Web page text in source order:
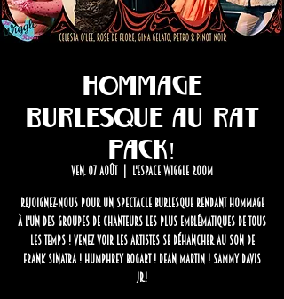
Hommage
burlesque au Rat
Pack!
ven. 07 août
  |
L'Espace Wiggle Room
Rejoignez-nous pour un spectacle burlesque rendant hommage
à l'un des groupes de chanteurs les plus emblématiques de tous
les temps ! Venez voir les artistes se déhancher au son de
Frank Sinatra ! Humphrey Bogart ! Dean Martin ! Sammy Davis
Jr.!